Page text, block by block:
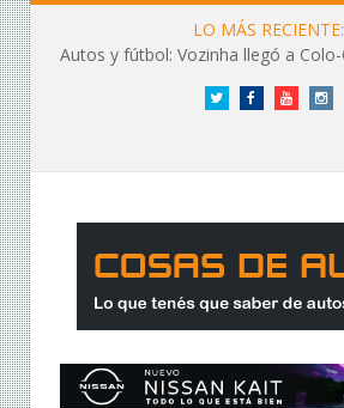
LO MÁS RECIENTE:
Twitter FacebookYouTube